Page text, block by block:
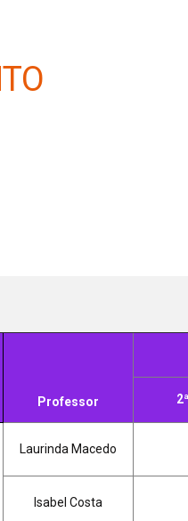
- 2025/2026
os horários de alguns
Professor 2ª
Laurinda Macedo
Isabel Costa